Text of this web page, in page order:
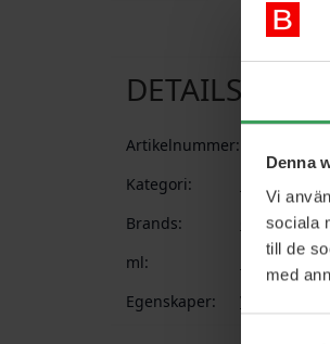
Denna
Vi
sociala
till de
med
DETAILS
Artikelnummer:
Kategori:
Brands:
Graham Hill
ml:
100 ml
Egenskaper:
Volym
Hoppa till början av